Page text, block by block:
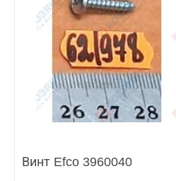
Винт Efco 3960040